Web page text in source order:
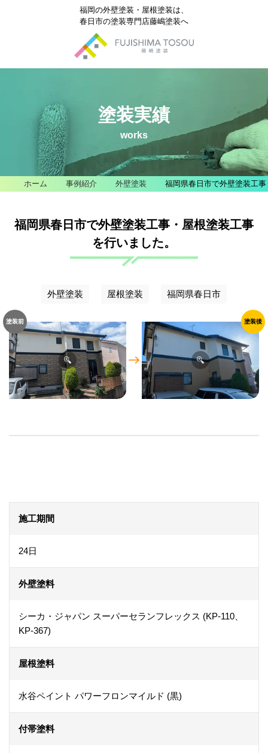
福岡の外壁塗装・屋根塗装は、
春日市の塗装専門店藤嶋塗装へ
塗装実績
works
ホーム 事例紹介 外壁塗装 福岡県春日市で外壁塗装工
福岡県春日市で外壁塗装工事・屋根塗装工事
を行いました。
外壁塗装 屋根塗装 福岡県春日市
塗装前 塗装後
施工期間
24日
外壁塗料
シーカ・ジャパン スーパーセランフレックス (KP-110、
KP-367)
屋根塗料
水谷ペイント パワーフロンマイルド (黒)
付帯塗料